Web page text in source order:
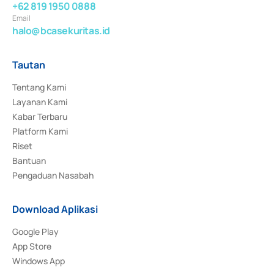
+62 819 1950 0888
Email
halo@bcasekuritas.id
Tautan
Tentang Kami
Layanan Kami
Kabar Terbaru
Platform Kami
Riset
Bantuan
Pengaduan Nasabah
Download Aplikasi
Google Play
App Store
Windows App